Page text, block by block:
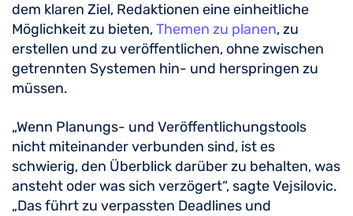
dem klaren Ziel, Redaktionen eine einheitliche
Möglichkeit zu bieten,Themen zu planen, zu
erstellen und zu veröffentlichen, ohne zwischen
getrennten Systemen hin- und herspringen zu
müssen.
„Wenn Planungs- und Veröffentlichungstools
nicht miteinander verbunden sind, ist es
schwierig, den Überblick darüber zu behalten, was
ansteht oder was sich verzögert“, sagte Vejsilovic.
„Das führt zu verpassten Deadlines und